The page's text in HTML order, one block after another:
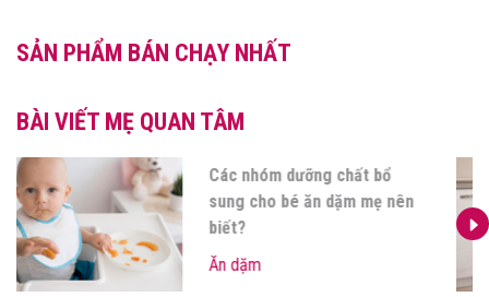
SẢN PHẨM BÁN CHẠY NHẤT
BÀI VIẾT MẸ QUAN TÂM
Các nhóm dưỡng chất bổ
sung cho bé ăn dặm mẹ nên
Ăn dặm